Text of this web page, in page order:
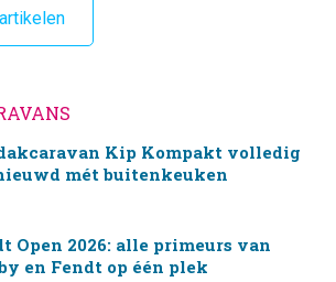
Kip Kompakt volledig
mét buitenkeuken
Open 2026: alle primeurs van
en Fendt op één plek